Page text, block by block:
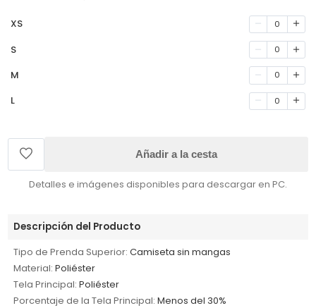
XS 0
S 0
M 0
L 0
Añadir a la cesta
Detalles e imágenes disponibles para descargar en PC.
Descripción del Producto
Tipo de Prenda Superior: Camiseta sin mangas
Material: Poliéster
Tela Principal: Poliéster
Porcentaje de la Tela Principal: Menos del 30%